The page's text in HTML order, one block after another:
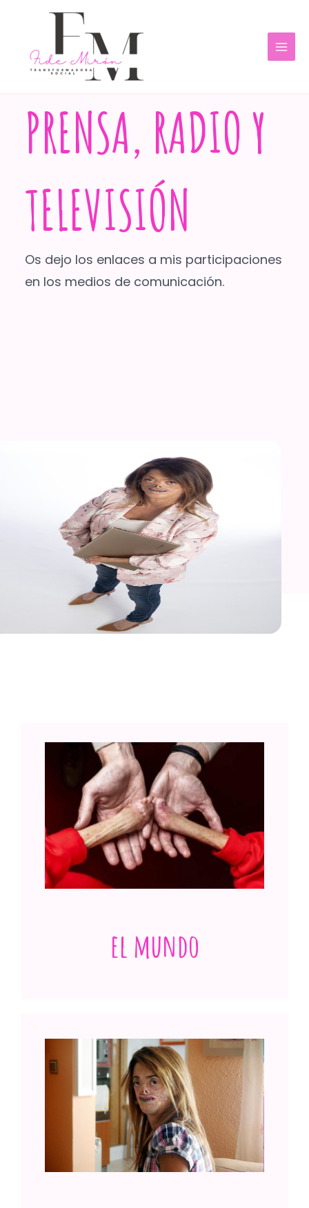
PRENSA, RADIO Y
TELEVISIÓN
Os dejo los enlaces a mis participaciones
en los medios de comunicación.
el mundo
Estas manos tienen la cura para la
enfermedad más cruel
Ver publicación